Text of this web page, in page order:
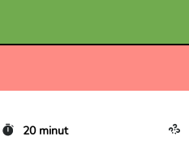
20 minut